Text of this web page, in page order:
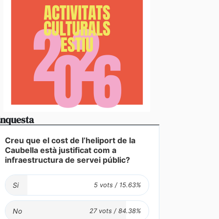
es fan forts davant una demanda
en un juliol que ja és històric
Creu que el cost de l’heliport de la
Caubella està justificat com a
infraestructura de servei públic?
Si
No